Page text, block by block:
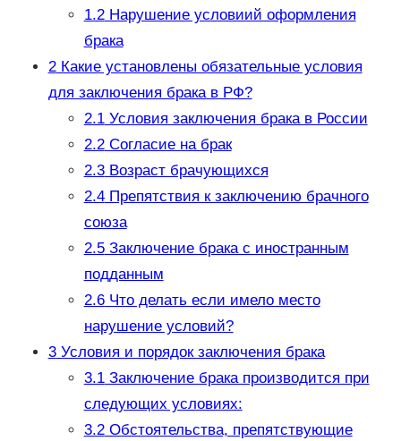
1.2Нарушение условиий оформления
брака
2Какие установлены обязательные условия
для заключения брака в РФ?
2.1Условия заключения брака в России
2.2Согласие на брак
2.3Возраст брачующихся
2.4Препятствия к заключению брачного
союза
2.5Заключение брака с иностранным
подданным
2.6Что делать если имело место
нарушение условий?
3Условия и порядок заключения брака
3.1Заключение брака производится при
следующих условиях:
3.2Обстоятельства, препятствующие